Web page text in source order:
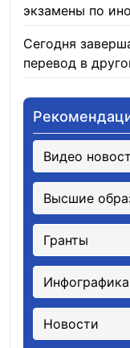
экзамены по
Сегодня
перевод в
Видео
Высшие
Гранты
Инфографика
Новости